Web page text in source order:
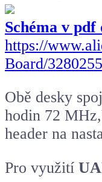
Schéma v pdf
https://
Board/
Obě desky
hodin 72
header na
Pro využití